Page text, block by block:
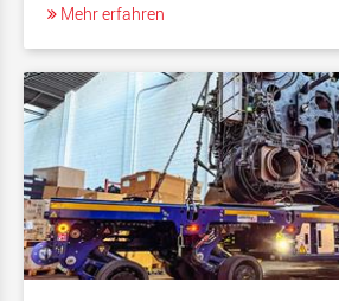
Mehr erfahren